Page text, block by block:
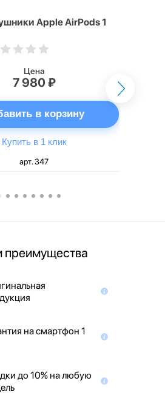
Apple AirPods 1
Цена
7 980 ₽
в корзину
Купить в 1 клик
арт. 347
на смартфон 1
до 10% на любую